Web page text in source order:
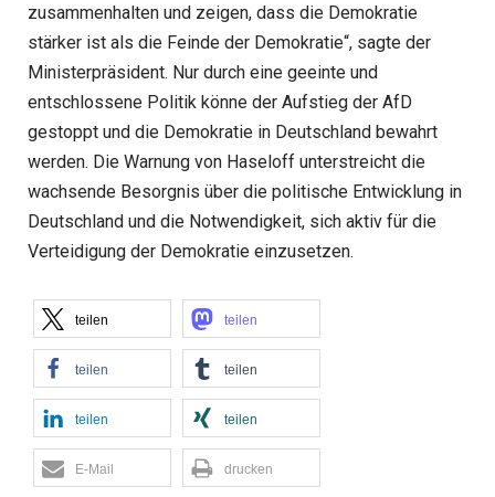
zusammenhalten und zeigen, dass die Demokratie
stärker ist als die Feinde der Demokratie“, sagte der
Ministerpräsident. Nur durch eine geeinte und
entschlossene Politik könne der Aufstieg der AfD
gestoppt und die Demokratie in Deutschland bewahrt
werden. Die Warnung von Haseloff unterstreicht die
wachsende Besorgnis über die politische Entwicklung in
Deutschland und die Notwendigkeit, sich aktiv für die
Verteidigung der Demokratie einzusetzen.
teilen teilen
teilen teilen
teilen teilen
E-Mail drucken